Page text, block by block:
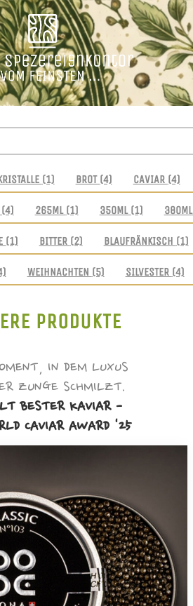
(1) BROT (4) CAVIAR (4)
(4) 265ML (1) 350ML (1) 380ML
(1) BITTER (2) BLAUFRÄNKISCH (1)
WEIHNACHTEN (5) SILVESTER (4)
PRODUKTE
IN DEM LUXUS
ZUNGE SCHMILZT.
BESTER KAVIAR -
CAVIAR AWARD '25